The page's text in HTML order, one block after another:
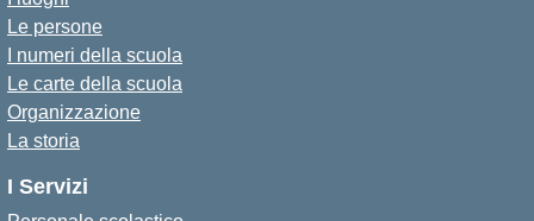
Le persone
I numeri della scuola
Le carte della scuola
Organizzazione
La storia
I Servizi